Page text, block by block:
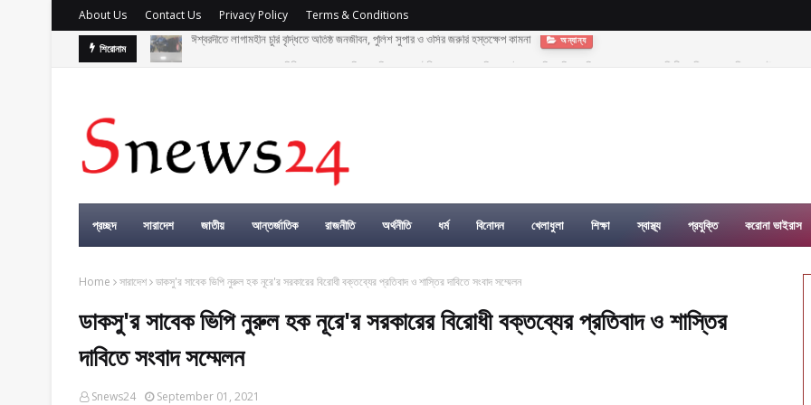
About Us Contact Us Privacy Policy Terms & Conditions
শিরোনাম
ঈশ্বরদীতে লাগামহীন চুরি বৃদ্ধিতে অতিষ্ঠ জনজীবন, পুলিশ সুপার ও ওসির জরুরি হস্তক্ষেপ কামনা
বাংলাদেশসহ বাসযোগ্য পৃথিবী গড়তে গাছ লাগিয়ে অক্সিজেন ফ্যাক্টরী গড়ে তোলার বিকল্প নেই—---বিএনপির কেন্দ্রিয় নেতা সাবেক এমপি বীর মুক্তিযোদ্ধা সিরাজুল ইসলাম সরদার
প্রচ্ছদ সারাদেশ জাতীয় আন্তর্জাতিক রাজনীতি অর্থনীতি ধর্ম বিনোদন খেলাধুলা শিক্ষা স্বাস্থ্য প্রযুক্তি করোনা ভাইরাস
Home সারাদেশ ডাকসু'র সাবেক ভিপি নুরুল হক নূরে'র সরকারের বিরোধী বক্তব্যের প্রতিবাদ ও শাস্তির দাবিতে সংবাদ সম্মেলন
ডাকসু'র সাবেক ভিপি নুরুল হক নূরে'র সরকারের বিরোধী বক্তব্যের প্রতিবাদ ও শাস্তির
দাবিতে সংবাদ সম্মেলন
Snews24 September 01, 2021